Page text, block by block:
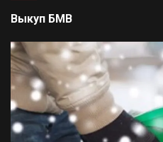
Выкуп БМВ